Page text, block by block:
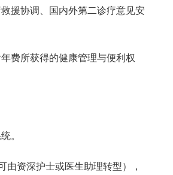
援协调、国内外第二诊疗意见安
费所获得的健康管理与便利权
。
资深护士或医生助理转型），